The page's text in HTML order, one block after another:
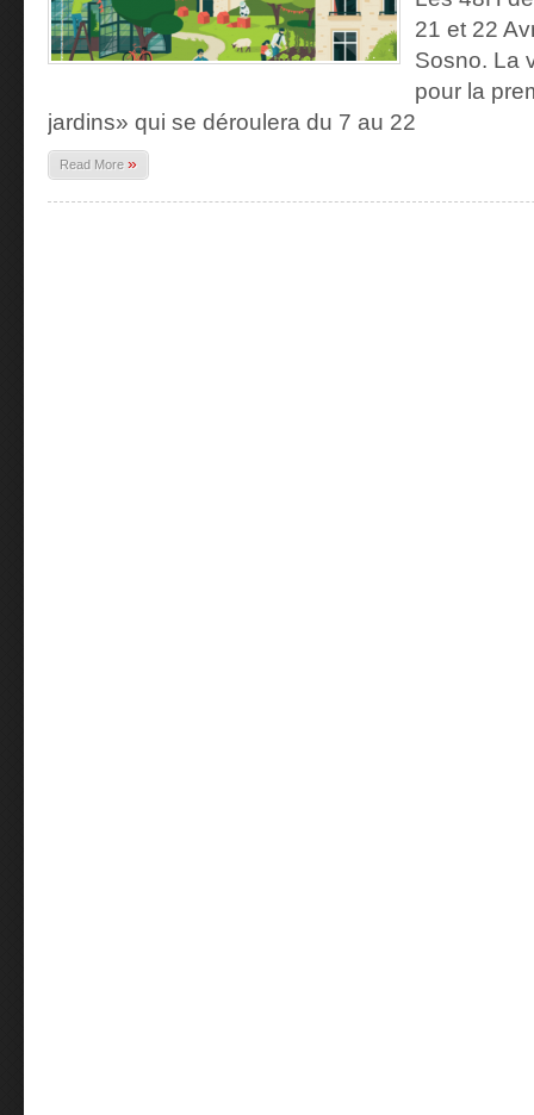
21 et 22
Sosno. La
pour la
jardins» qui se déroulera du 7 au 22
Read More »